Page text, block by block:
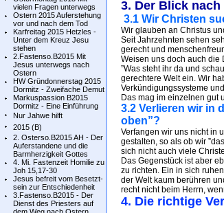
vielen Fragen unterwegs
Ostern 2015 Auferstehung
vor und nach dem Tod
Karfreitag 2015 Hetzles -
Unter dem Kreuz Jesu
stehen
2.Fastenso.B2015 Mit
Jesus unterwegs nach
Ostern
HW Gründonnerstag 2015
Dormitz - Zweifache Demut
Markuspassion B2015
Dormitz - Eine Einführung
Nur Jahwe hilft
2015 (B)
2. Osterso.B2015 AH - Der
Auferstandene und die
Barmherzigkeit Gottes
4. Mi. Fastenzeit Homilie zu
Joh 15,17-30
Jesus befreit vom Besetzt-
sein zur Entschiedenheit
3.Fastenso.B2015 - Der
Dienst des Priesters auf
3. Der Blick nach
3.1 Wir Christen
Wir glauben an Christus
Seit Jahrzehnten sehen
gerecht und
Weisen uns doch auch die
”Was steht ihr da und
gerechtere Welt ein. Wir
Verkündigungssysteme
Das mag im einzelnen gut
3.2 Verlieren wir in
oben”?
Verfangen wir uns nicht in
gestalten, so als ob wir
sich nicht auch viele
Das Gegenstück ist aber
zu richten. Ein in sich
der Welt kaum berühren
recht nicht beim Herrn,
4. Die richtige